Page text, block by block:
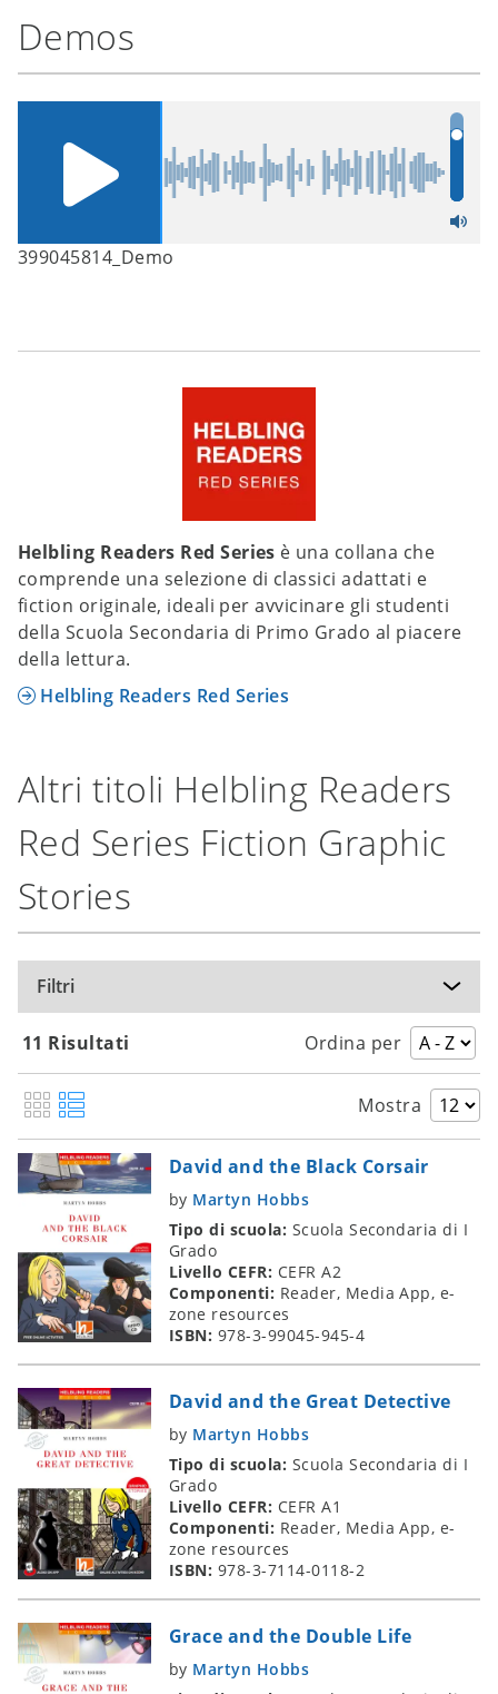
Demos
399045814_Demo
Helbling Readers Red Series è una collana che
comprende una selezione di classici adattati e
fiction originale, ideali per avvicinare gli studenti
della Scuola Secondaria di Primo Grado al piacere
della lettura.
Helbling Readers Red Series
Altri titoli Helbling Readers
Red Series Fiction Graphic
Stories
Filtri
11 Risultati Ordina per
Mostra
David and the Black Corsair
by Martyn Hobbs
Tipo di scuola: Scuola Secondaria di I
Grado
Livello CEFR: CEFR A2
Componenti: Reader, Media App, e-
zone resources
ISBN: 978-3-99045-945-4
David and the Great Detective
by Martyn Hobbs
Tipo di scuola: Scuola Secondaria di I
Grado
Livello CEFR: CEFR A1
Componenti: Reader, Media App, e-
zone resources
ISBN: 978-3-7114-0118-2
Grace and the Double Life
by Martyn Hobbs